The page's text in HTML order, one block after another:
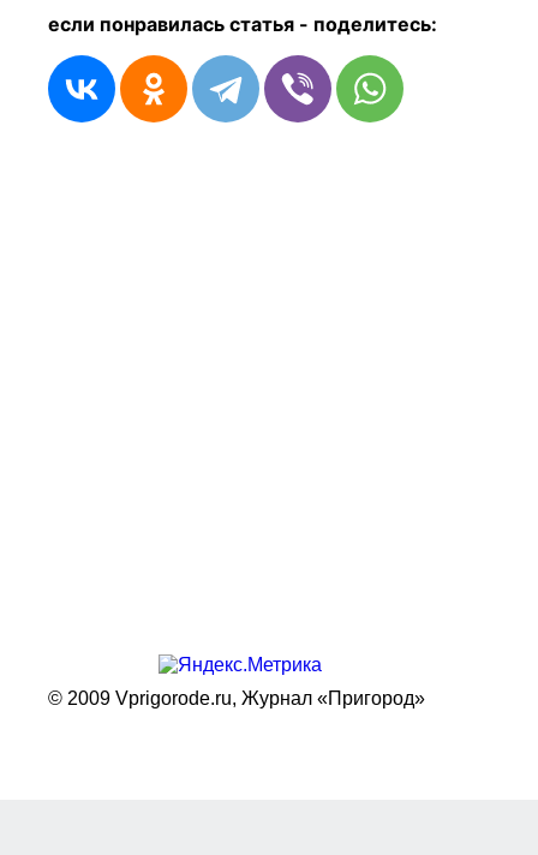
если понравилась статья - поделитесь:
© 2009 Vprigorode.ru, Журнал «Пригород»